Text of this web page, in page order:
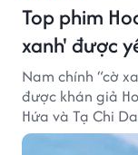
Top phim
xanh' được
Nam chính “cờ
được khán giả
Hứa và Tạ Chi